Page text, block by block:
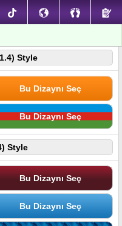
Style
Bu Dizaynı Seç
Bu Dizaynı Seç
Style
Bu Dizaynı Seç
Bu Dizaynı Seç